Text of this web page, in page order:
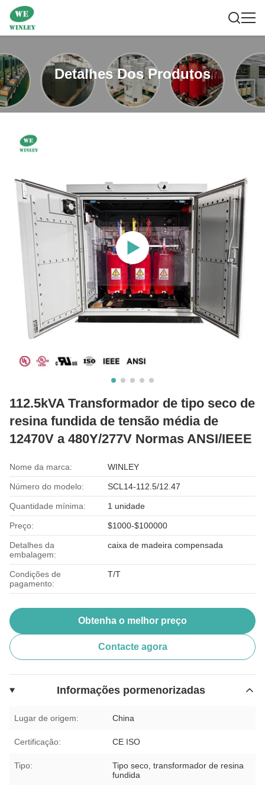
Detalhes Dos Produtos
112.5kVA Transformador de tipo seco de
resina fundida de tensão média de
12470V a 480Y/277V Normas ANSI/IEEE
Nome da marca: WINLEY
Número do modelo: SCL14-112.5/12.47
Quantidade mínima: 1 unidade
Preço: $1000-$100000
Detalhes da
embalagem:
caixa de madeira compensada
Condições de
pagamento:
T/T
Obtenha o melhor preço
Contacte agora
Informações pormenorizadas
Lugar de origem: China
Certificação: CE ISO
Tipo:
Tipo seco, transformador de resina
fundida